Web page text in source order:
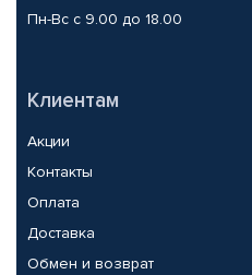
Пн-Вс с 9.00 до 18.00
Клиентам
Акции
Контакты
Оплата
Доставка
Обмен и возврат